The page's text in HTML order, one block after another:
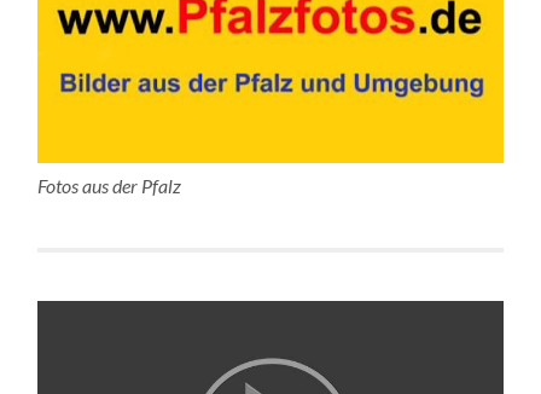
Fotos aus der Pfalz